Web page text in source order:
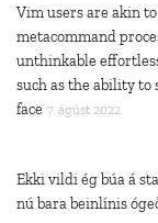
Vim users are akin
metacommand
unthinkable
such as the ability to
face 7. ágúst 2022
Ekki vildi ég búa á
nú bara beinlínis